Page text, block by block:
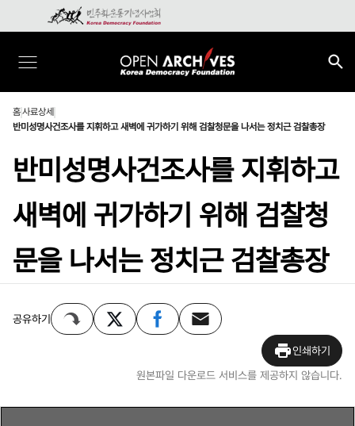
홈사료상세
반미성명사건조사를 지휘하고 새벽에 귀가하기 위해 검찰청문을 나서는 정치근 검찰총장
반미성명사건조사를 지휘하고
새벽에 귀가하기 위해 검찰청
문을 나서는 정치근 검찰총장
공유하기
인쇄하기
원본파일 다운로드 서비스를 제공하지 않습니다.